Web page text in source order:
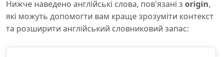
Нижче наведено англійські слова, пов'язані з origin,
які можуть допомогти вам краще зрозуміти контекст
та розширити англійський словниковий запас: